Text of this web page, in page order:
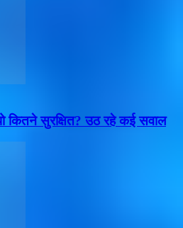
कितने सुरक्षित? उठ रहे कई सवाल